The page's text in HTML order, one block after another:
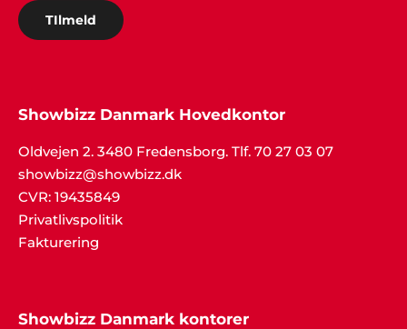
TIlmeld
Showbizz Danmark Hovedkontor
Oldvejen 2. 3480 Fredensborg. Tlf. 70 27 03 07
showbizz@showbizz.dk
CVR: 19435849
Privatlivspolitik
Fakturering
Showbizz Danmark kontorer